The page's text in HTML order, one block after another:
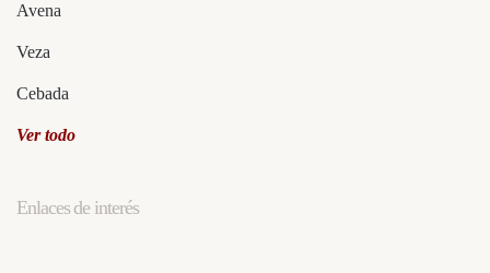
Avena
Veza
Cebada
Ver todo
Enlaces de interés